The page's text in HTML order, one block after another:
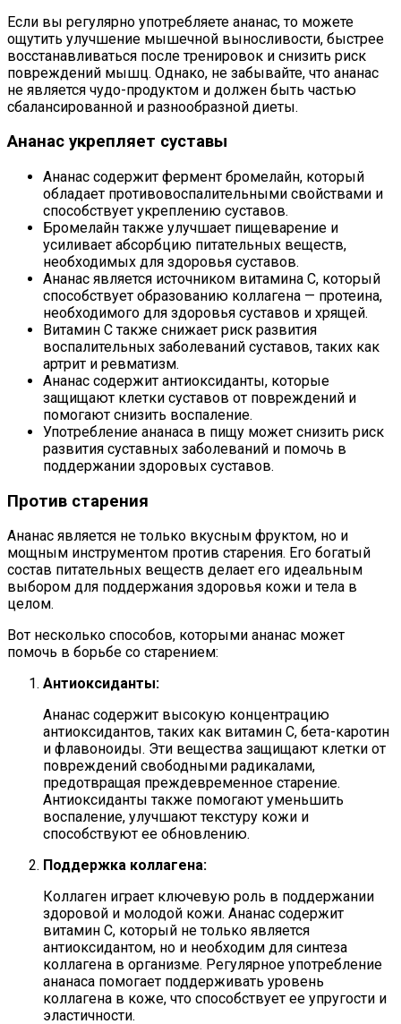
Если вы регулярно употребляете ананас, то можете
ощутить улучшение мышечной выносливости, быстрее
восстанавливаться после тренировок и снизить риск
повреждений мышц. Однако, не забывайте, что ананас
не является чудо-продуктом и должен быть частью
сбалансированной и разнообразной диеты.
Ананас укрепляет суставы
Ананас содержит фермент бромелайн, который
обладает противовоспалительными свойствами и
способствует укреплению суставов.
Бромелайн также улучшает пищеварение и
усиливает абсорбцию питательных веществ,
необходимых для здоровья суставов.
Ананас является источником витамина C, который
способствует образованию коллагена — протеина,
необходимого для здоровья суставов и хрящей.
Витамин С также снижает риск развития
воспалительных заболеваний суставов, таких как
артрит и ревматизм.
Ананас содержит антиоксиданты, которые
защищают клетки суставов от повреждений и
помогают снизить воспаление.
Употребление ананаса в пищу может снизить риск
развития суставных заболеваний и помочь в
поддержании здоровых суставов.
Против старения
Ананас является не только вкусным фруктом, но и
мощным инструментом против старения. Его богатый
состав питательных веществ делает его идеальным
выбором для поддержания здоровья кожи и тела в
целом.
Вот несколько способов, которыми ананас может
помочь в борьбе со старением:
Антиоксиданты:
Ананас содержит высокую концентрацию
антиоксидантов, таких как витамин C, бета-каротин
и флавоноиды. Эти вещества защищают клетки от
повреждений свободными радикалами,
предотвращая преждевременное старение.
Антиоксиданты также помогают уменьшить
воспаление, улучшают текстуру кожи и
способствуют ее обновлению.
Поддержка коллагена:
Коллаген играет ключевую роль в поддержании
здоровой и молодой кожи. Ананас содержит
витамин C, который не только является
антиоксидантом, но и необходим для синтеза
коллагена в организме. Регулярное употребление
ананаса помогает поддерживать уровень
коллагена в коже, что способствует ее упругости и
эластичности.